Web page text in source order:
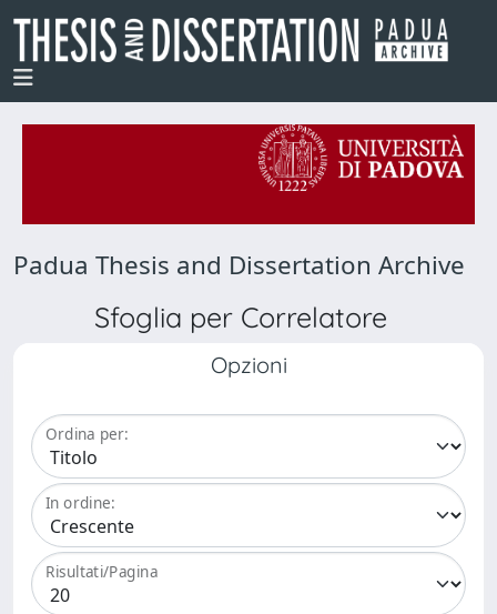
Padua Thesis and Dissertation Archive
Sfoglia per Correlatore
Opzioni
Ordina per:
In ordine:
Risultati/Pagina